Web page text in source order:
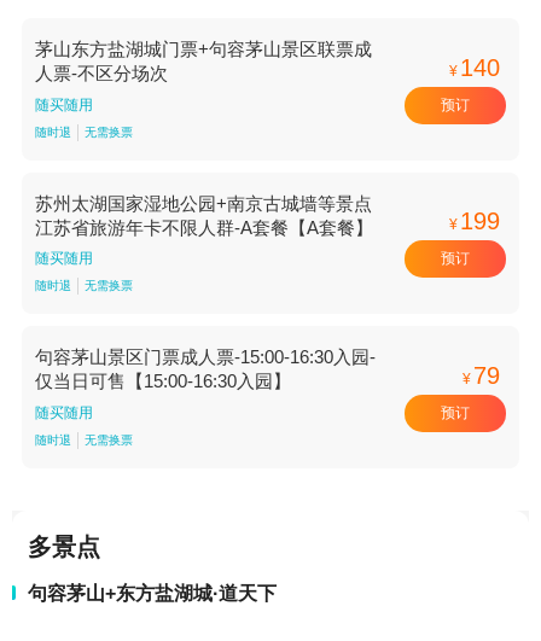
茅山东方盐湖城门票+句容茅山景区联票成
人票-不区分场次
随买随用
随时退 无需换票
¥ 140
预订
苏州太湖国家湿地公园+南京古城墙等景点
江苏省旅游年卡不限人群-A套餐【A套餐】
随买随用
随时退 无需换票
¥ 199
预订
句容茅山景区门票成人票-15:00-16:30入园-
仅当日可售【15:00-16:30入园】
随买随用
随时退 无需换票
¥ 79
预订
多景点
句容茅山+东方盐湖城·道天下